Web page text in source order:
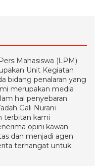
Mahasiswa (LPM)
Unit Kegiatan
bidang penalaran yang
merupakan media
hal penyebaran
Gali Nurani
terbitan kami
opini kawan-
dan menjadi agen
terhangat untuk